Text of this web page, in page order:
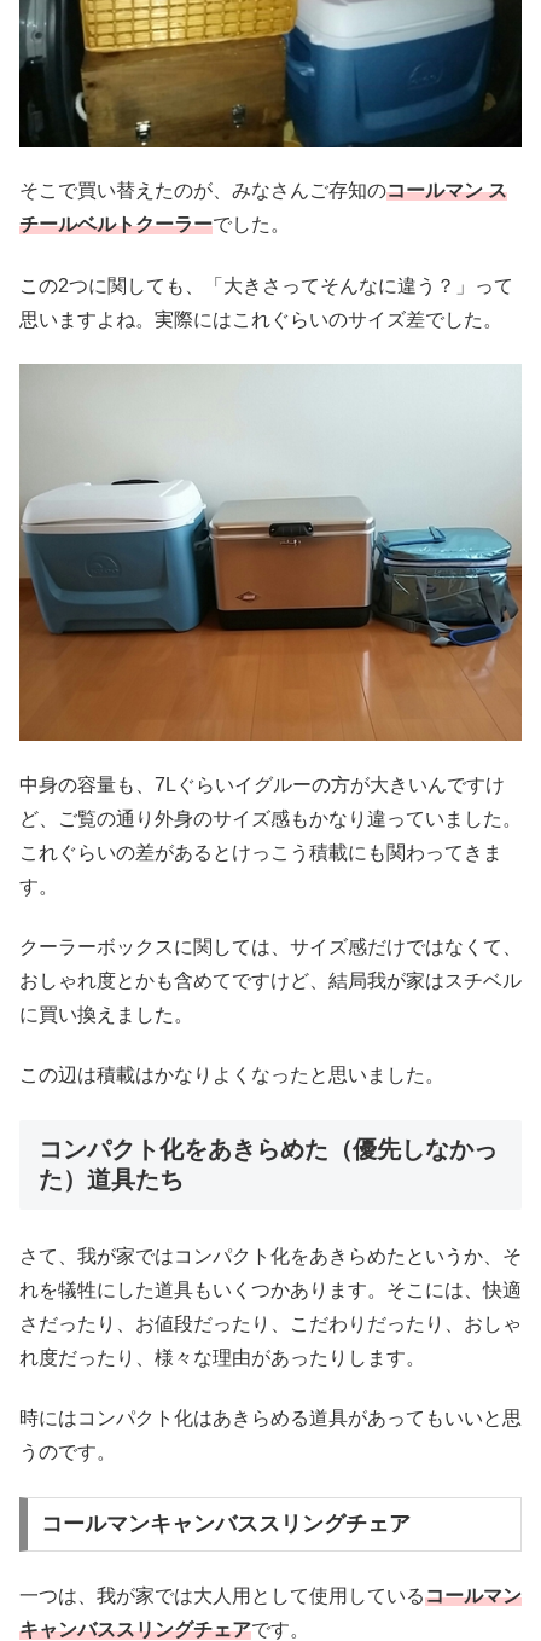
そこで買い替えたのが、みなさんご存知のコールマン ス
チールベルトクーラーでした。
この2つに関しても、「大きさってそんなに違う？」って
思いますよね。実際にはこれぐらいのサイズ差でした。
中身の容量も、7Lぐらいイグルーの方が大きいんですけ
ど、ご覧の通り外身のサイズ感もかなり違っていました。
これぐらいの差があるとけっこう積載にも関わってきま
す。
クーラーボックスに関しては、サイズ感だけではなくて、
おしゃれ度とかも含めてですけど、結局我が家はスチベル
に買い換えました。
この辺は積載はかなりよくなったと思いました。
コンパクト化をあきらめた（優先しなかっ
た）道具たち
さて、我が家ではコンパクト化をあきらめたというか、そ
れを犠牲にした道具もいくつかあります。そこには、快適
さだったり、お値段だったり、こだわりだったり、おしゃ
れ度だったり、様々な理由があったりします。
時にはコンパクト化はあきらめる道具があってもいいと思
うのです。
コールマンキャンバススリングチェア
一つは、我が家では大人用として使用しているコールマン
キャンバススリングチェアです。